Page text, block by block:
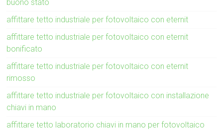
buono stato
affittare tetto industriale per fotovoltaico con eternit
affittare tetto industriale per fotovoltaico con eternit
bonificato
affittare tetto industriale per fotovoltaico con eternit
rimosso
affittare tetto industriale per fotovoltaico con installazione
chiavi in mano
affittare tetto laboratorio chiavi in mano per fotovoltaico